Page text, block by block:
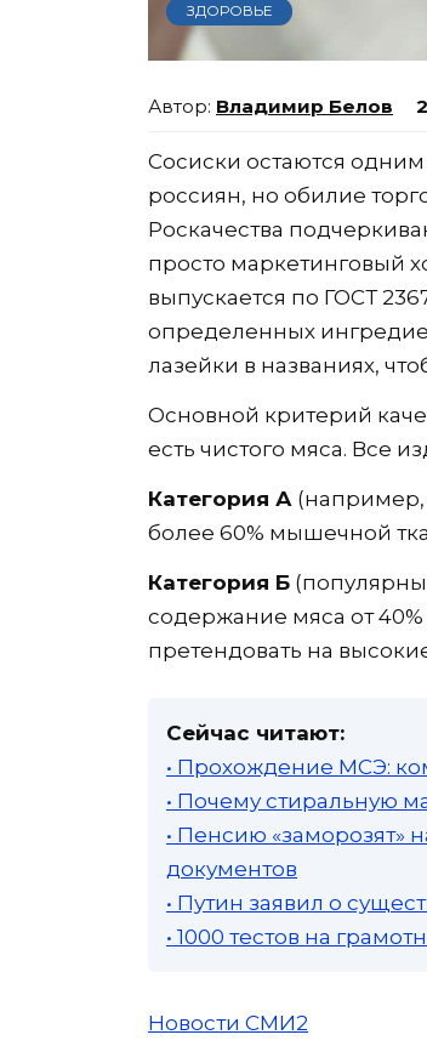
ЗДОРОВЬЕ
Владимир Белов
Сосиски остаются
россиян, но обилие
Роскачества
просто маркетинговый
выпускается по ГОСТ
определенных
лазейки в названиях,
Основной критерий
есть чистого мяса. Все
Категория А (например,
более 60% мышечной
Категория Б
содержание мяса от
претендовать на
Сейчас читают:
• Прохождение МСЭ:
• Почему стиральную
• Пенсию «заморозят»
документов
• Путин заявил о
• 1000 тестов на
Новости СМИ2